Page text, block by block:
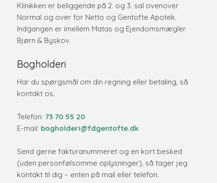
​Klinikken er beliggende på 2. og 3. sal ovenover
Normal og over for Netto og Gentofte Apotek.
Indgangen er imellem Matas og Ejendomsmægler
Bjørn & Byskov.
Bogholderi
Har du spørgsmål om din regning eller betaling, så
kontakt os.
​Telefon: 73 70 55 20
E-mail: bogholderi@fdgentofte.dk
Send gerne fakturanummeret og en kort besked
(uden personfølsomme oplysninger), så tager jeg
kontakt til dig – enten på mail eller telefon.